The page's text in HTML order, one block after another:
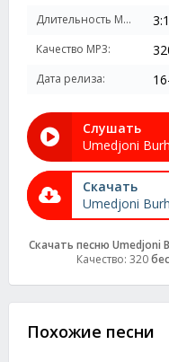
Длительность MP3:
Качество MP3:
Дата релиза:
Слушать
Umedjoni
Скачать
Umedjoni
Скачать песню Umedjoni
Качество: 320
Похожие песни